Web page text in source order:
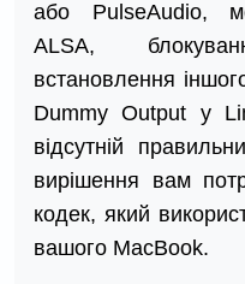
або PulseAudio,
ALSA,
встановлення
Dummy Output у
відсутній
вирішення вам
кодек, який
вашого MacBook.